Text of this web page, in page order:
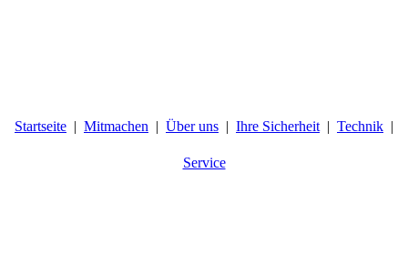
Startseite Mitmachen Über uns Ihre Sicherheit Technik
Service